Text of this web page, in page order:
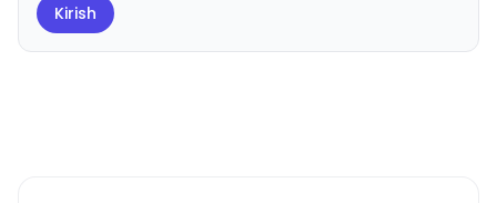
Kirish